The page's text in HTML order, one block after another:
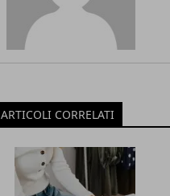
ARTICOLI CORRELATI